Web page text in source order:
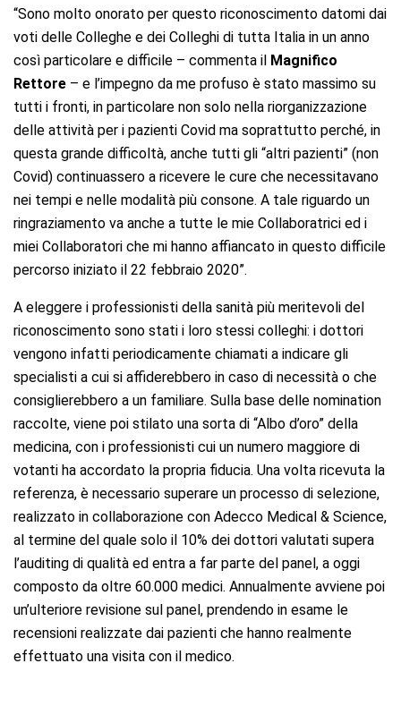
“Sono molto onorato per questo riconoscimento datomi dai
voti delle Colleghe e dei Colleghi di tutta Italia in un anno
così particolare e difficile – commenta il Magnifico
Rettore – e l’impegno da me profuso è stato massimo su
tutti i fronti, in particolare non solo nella riorganizzazione
delle attività per i pazienti Covid ma soprattutto perché, in
questa grande difficoltà, anche tutti gli “altri pazienti” (non
Covid) continuassero a ricevere le cure che necessitavano
nei tempi e nelle modalità più consone. A tale riguardo un
ringraziamento va anche a tutte le mie Collaboratrici ed i
miei Collaboratori che mi hanno affiancato in questo difficile
percorso iniziato il 22 febbraio 2020”.
A eleggere i professionisti della sanità più meritevoli del
riconoscimento sono stati i loro stessi colleghi: i dottori
vengono infatti periodicamente chiamati a indicare gli
specialisti a cui si affiderebbero in caso di necessità o che
consiglierebbero a un familiare. Sulla base delle nomination
raccolte, viene poi stilato una sorta di “Albo d’oro” della
medicina, con i professionisti cui un numero maggiore di
votanti ha accordato la propria fiducia. Una volta ricevuta la
referenza, è necessario superare un processo di selezione,
realizzato in collaborazione con Adecco Medical & Science,
al termine del quale solo il 10% dei dottori valutati supera
l’auditing di qualità ed entra a far parte del panel, a oggi
composto da oltre 60.000 medici. Annualmente avviene poi
un’ulteriore revisione sul panel, prendendo in esame le
recensioni realizzate dai pazienti che hanno realmente
effettuato una visita con il medico.